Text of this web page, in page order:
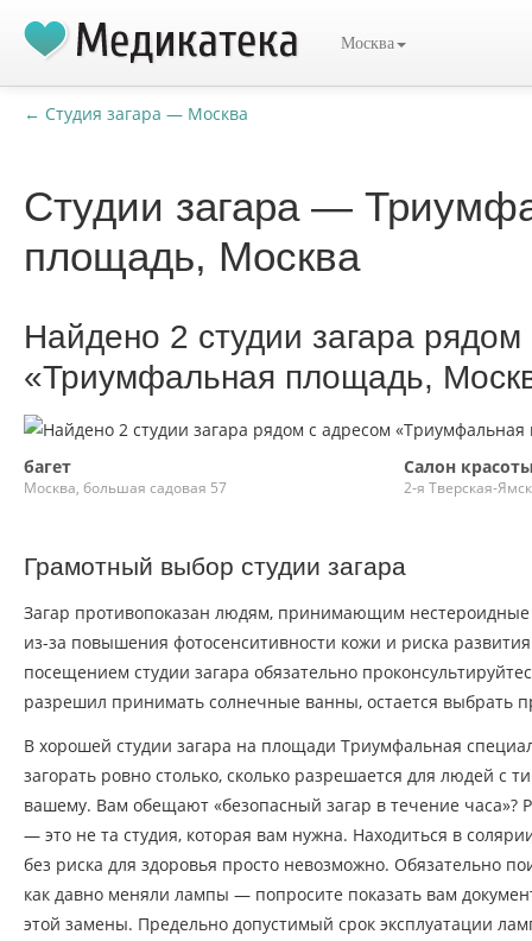
Москва
← Студия загара — Москва
Студии загара —
площадь, Москва
Найдено 2 студии загара
«Триумфальная площадь,
багет
Москва, большая садовая 57
Салон
2-я Тверская-
Грамотный выбор студии загара
Загар противопоказан людям, принимающим
из-за повышения фотосенситивности кожи и риска
посещением студии загара обязательно
разрешил принимать солнечные ванны, остается выбрать
В хорошей студии загара на площади Триумфальная
загорать ровно столько, сколько разрешается для людей с
вашему. Вам обещают «безопасный загар в течение часа»?
— это не та студия, которая вам нужна. Находиться в
без риска для здоровья просто невозможно. Обязательно
как давно меняли лампы — попросите показать вам
этой замены. Предельно допустимый срок эксплуатации